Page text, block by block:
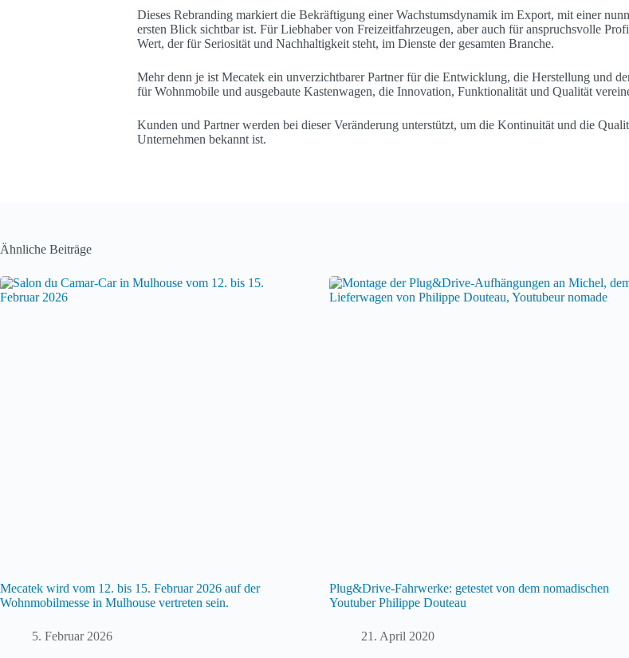
Dieses Rebranding markiert die Bekräftigung einer Wachstumsdynamik im Export, mit einer
ersten Blick sichtbar ist. Für Liebhaber von Freizeitfahrzeugen, aber auch für anspruchsvolle
Wert, der für Seriosität und Nachhaltigkeit steht, im Dienste der gesamten Branche.
Mehr denn je ist Mecatek ein unverzichtbarer Partner für die Entwicklung, die Herstellung und
für Wohnmobile und ausgebaute Kastenwagen, die Innovation, Funktionalität und Qualität
Kunden und Partner werden bei dieser Veränderung unterstützt, um die Kontinuität und die
Unternehmen bekannt ist.
Ähnliche Beiträge
Mecatek wird vom 12. bis 15. Februar 2026 auf der
Wohnmobilmesse in Mulhouse vertreten sein.
5. Februar 2026
Plug&Drive-Fahrwerke: getestet von dem nomadischen
Youtuber Philippe Douteau
21. April 2020